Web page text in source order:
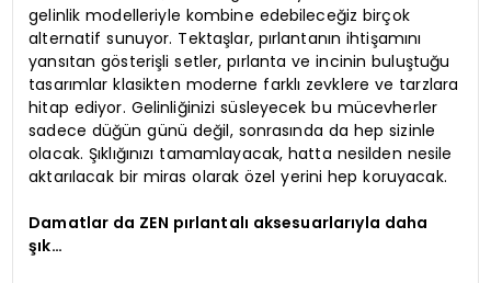
gelinlik modelleriyle kombine edebileceğiz birçok
alternatif sunuyor. Tektaşlar, pırlantanın ihtişamını
yansıtan gösterişli setler, pırlanta ve incinin buluştuğu
tasarımlar klasikten moderne farklı zevklere ve tarzlara
hitap ediyor. Gelinliğinizi süsleyecek bu mücevherler
sadece düğün günü değil, sonrasında da hep sizinle
olacak. Şıklığınızı tamamlayacak, hatta nesilden nesile
aktarılacak bir miras olarak özel yerini hep koruyacak.
Damatlar da ZEN pırlantalı aksesuarlarıyla daha
şık…